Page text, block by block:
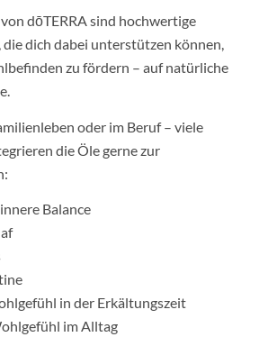
von dōTERRA sind hochwertige
die dich dabei unterstützen können,
zu fördern – auf natürliche
oder im Beruf – viele
die Öle gerne zur
Balance
in der Erkältungszeit
im Alltag